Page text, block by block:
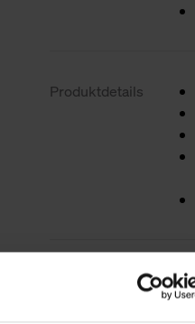
Produktdetails
Nachhaltigkeit